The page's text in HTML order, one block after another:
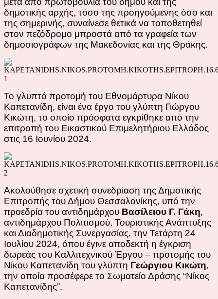
δημοτικής αρχής, τόσο της προηγούμενης όσο και
της σημερινής, συναίνεσε θετικά να τοποθετηθεί
στον πεζόδρομο μπροστά από τα γραφεία των
δημοσιογράφων της Μακεδονίας και της Θράκης.
Το γλυπτό προτομή του Εθνομάρτυρα Νίκου
Καπετανίδη, είναι ένα έργο του γλύπτη Γιώργου
Κικώτη, το οποίο πρόσφατα εγκρίθηκε από την
επιτροπή του Εικαστικού Επιμελητήριου Ελλάδος
στις 16 Ιουνίου 2024.
Ακολούθησε σχετική συνεδρίαση της Δημοτικής
Επιτροπής του Δήμου Θεσσαλονίκης, υπό την
προεδρία του αντιδημάρχου Βασίλειου Γ. Γάκη,
αντιδημάρχου Πολιτισμού, Τουριστικής Ανάπτυξης
και Διαδημοτικής Συνεργασίας, την Τετάρτη 24
Ιουλίου 2024, όπου έγινε αποδεκτή η έγκριση
δωρεάς του Καλλιτεχνικού Έργου – προτομής του
Νίκου Καπετανίδη του γλύπτη Γεώργιου Κικώτη,
την οποία προσέφερε το Σωματείο Δράσης “Νίκος
Καπετανίδης”.